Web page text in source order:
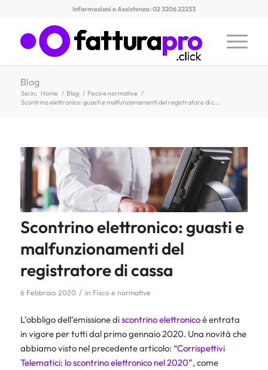
Informazioni e Assistenza: 02 3206 22233
Blog
Sei in: Home / Blog / Fisco e normative /
Scontrino elettronico: guasti e malfunzionamenti del registratore di c...
Scontrino elettronico: guasti e
malfunzionamenti del
registratore di cassa
6 Febbraio 2020 / in Fisco e normative
L’obbligo dell’emissione discontrino elettronicoè entrata
in vigore per tutti dal primo gennaio 2020. Una novità che
abbiamo visto nel precedente articolo: “Corrispettivi
Telematici: lo scontrino elettronico nel 2020”, come